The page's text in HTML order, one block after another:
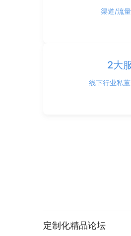
渠道/流
2大
线下行业私
定制化精品论坛